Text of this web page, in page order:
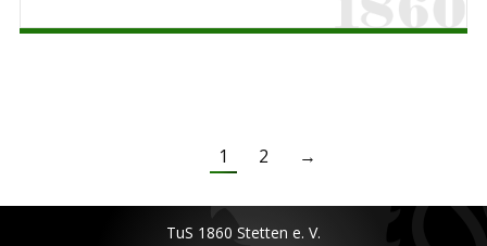
1 2 →
TuS 1860 Stetten e. V.